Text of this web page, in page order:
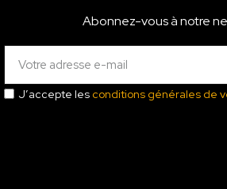
Abonnez-vous à notre
J’accepte les conditions générales de